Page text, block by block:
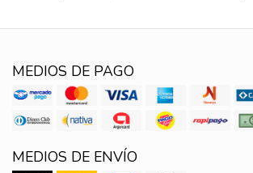
MEDIOS DE PAGO
MEDIOS DE ENVÍO